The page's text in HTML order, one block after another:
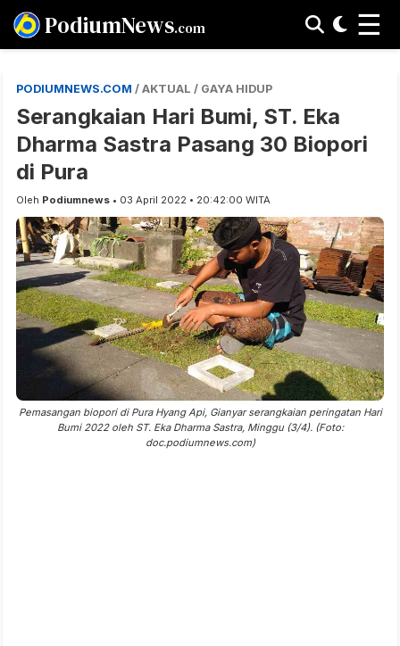
PodiumNews.com ☰
PODIUMNEWS.COM / AKTUAL / GAYA HIDUP
Serangkaian Hari Bumi, ST. Eka
Dharma Sastra Pasang 30 Biopori
di Pura
Oleh Podiumnews • 03 April 2022 • 20:42:00 WITA
Pemasangan biopori di Pura Hyang Api, Gianyar serangkaian peringatan Hari
Bumi 2022 oleh ST. Eka Dharma Sastra, Minggu (3/4). (Foto:
doc.podiumnews.com)